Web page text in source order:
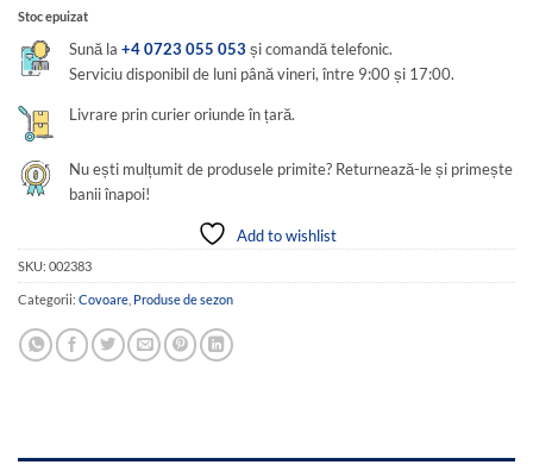
Stoc epuizat
Sună la+4 0723 055 053 și comandă telefonic.
Serviciu disponibil de luni până vineri, între 9:00 și 17:00.
Livrare prin curier oriunde în țară.
Nu ești mulțumit de produsele primite? Returnează-le și primește
banii înapoi!
Add to wishlist
SKU: 002383
Categorii: Covoare Produse de sezon